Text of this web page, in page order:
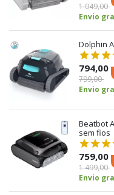
1 049,00
Envio
Dolphin
794,00
799,00
Envio
Beatbot
sem fios
759,00
1 499,00
Envio